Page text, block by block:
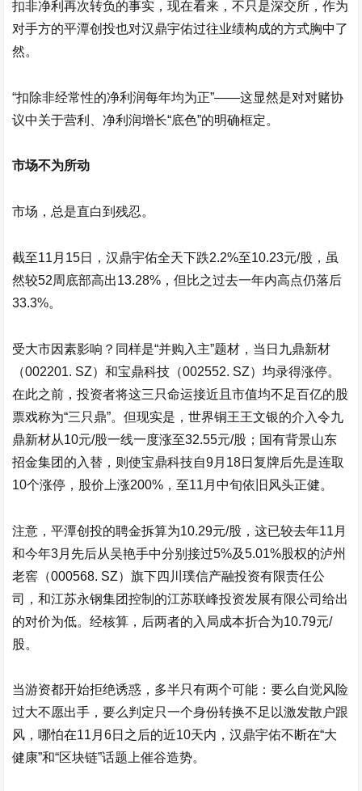
扣非净利再次转负的事实，现在看来，不只是深交所，作为
对手方的平潭创投也对汉鼎宇佑过往业绩构成的方式胸中了
然。
“扣除非经常性的净利润每年均为正”——这显然是对对赌协
议中关于营利、净利润增长“底色”的明确框定。
市场不为所动
市场，总是直白到残忍。
截至11月15日，汉鼎宇佑全天下跌2.2%至10.23元/股，虽
然较52周底部高出13.28%，但比之过去一年内高点仍落后
33.3%。
受大市因素影响？同样是“并购入主”题材，当日 九鼎新材
（002201. SZ）和宝鼎科技（002552. SZ）均录得涨停。
在此之前，投资者将这三只命运接近且市值均不足百亿的股
票戏称为“三只鼎”。但现实是，世界铜王王文银的介入令九
鼎新材从10元/股一线一度涨至32.55元/股；国有背景山东
招金集团的入替，则使宝鼎科技自9月18日复牌后先是连取
10个涨停，股价上涨200%，至11月中旬依旧风头正健。
注意，平潭创投的聘金拆算为10.29元/股，这已较去年11月
和今年3月先后从吴艳手中分别接过5%及5.01%股权的泸州
老窖（000568. SZ）旗下四川璞信产融投资有限责任公
司，和江苏永钢集团控制的江苏联峰投资发展有限公司给出
的对价为低。经核算，后两者的入局成本折合为10.79元/
股。
当游资都开始拒绝诱惑，多半只有两个可能：要么自觉风险
过大不愿出手，要么判定只一个身份转换不足以激发散户跟
风，哪怕在11月6日之后的近10天内，汉鼎宇佑不断在“大
健康”和“区块链”话题上催谷造势。